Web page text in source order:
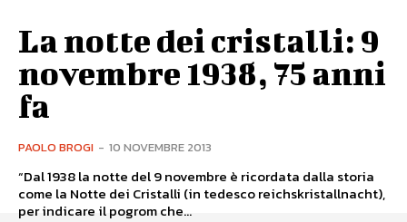
La notte dei cristalli: 9
novembre 1938, 75 anni
fa
PAOLO BROGI - 10 NOVEMBRE 2013
“Dal 1938 la notte del 9 novembre è ricordata dalla storia
come la Notte dei Cristalli (in tedesco reichskristallnacht),
per indicare il pogrom che...